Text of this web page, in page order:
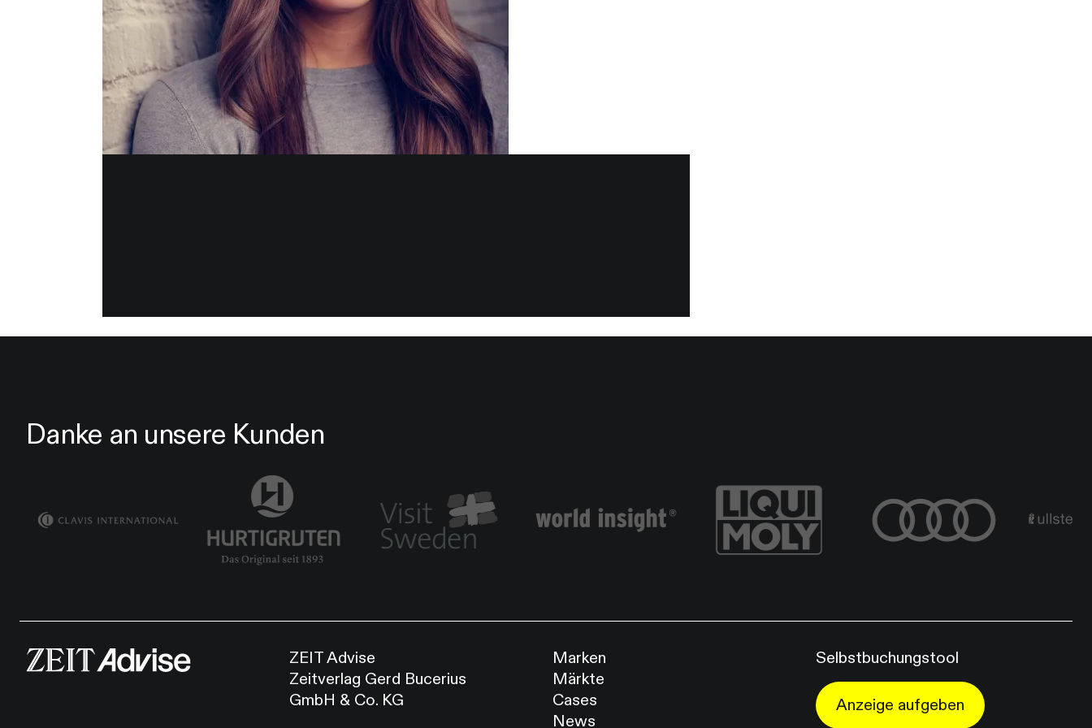
Danke an unsere Kunden
ZEIT Advise
Zeitverlag Gerd Bucerius
GmbH & Co. KG
Marken
Märkte
Cases
News
Selbstbuchungstool
Anzeige aufgeben